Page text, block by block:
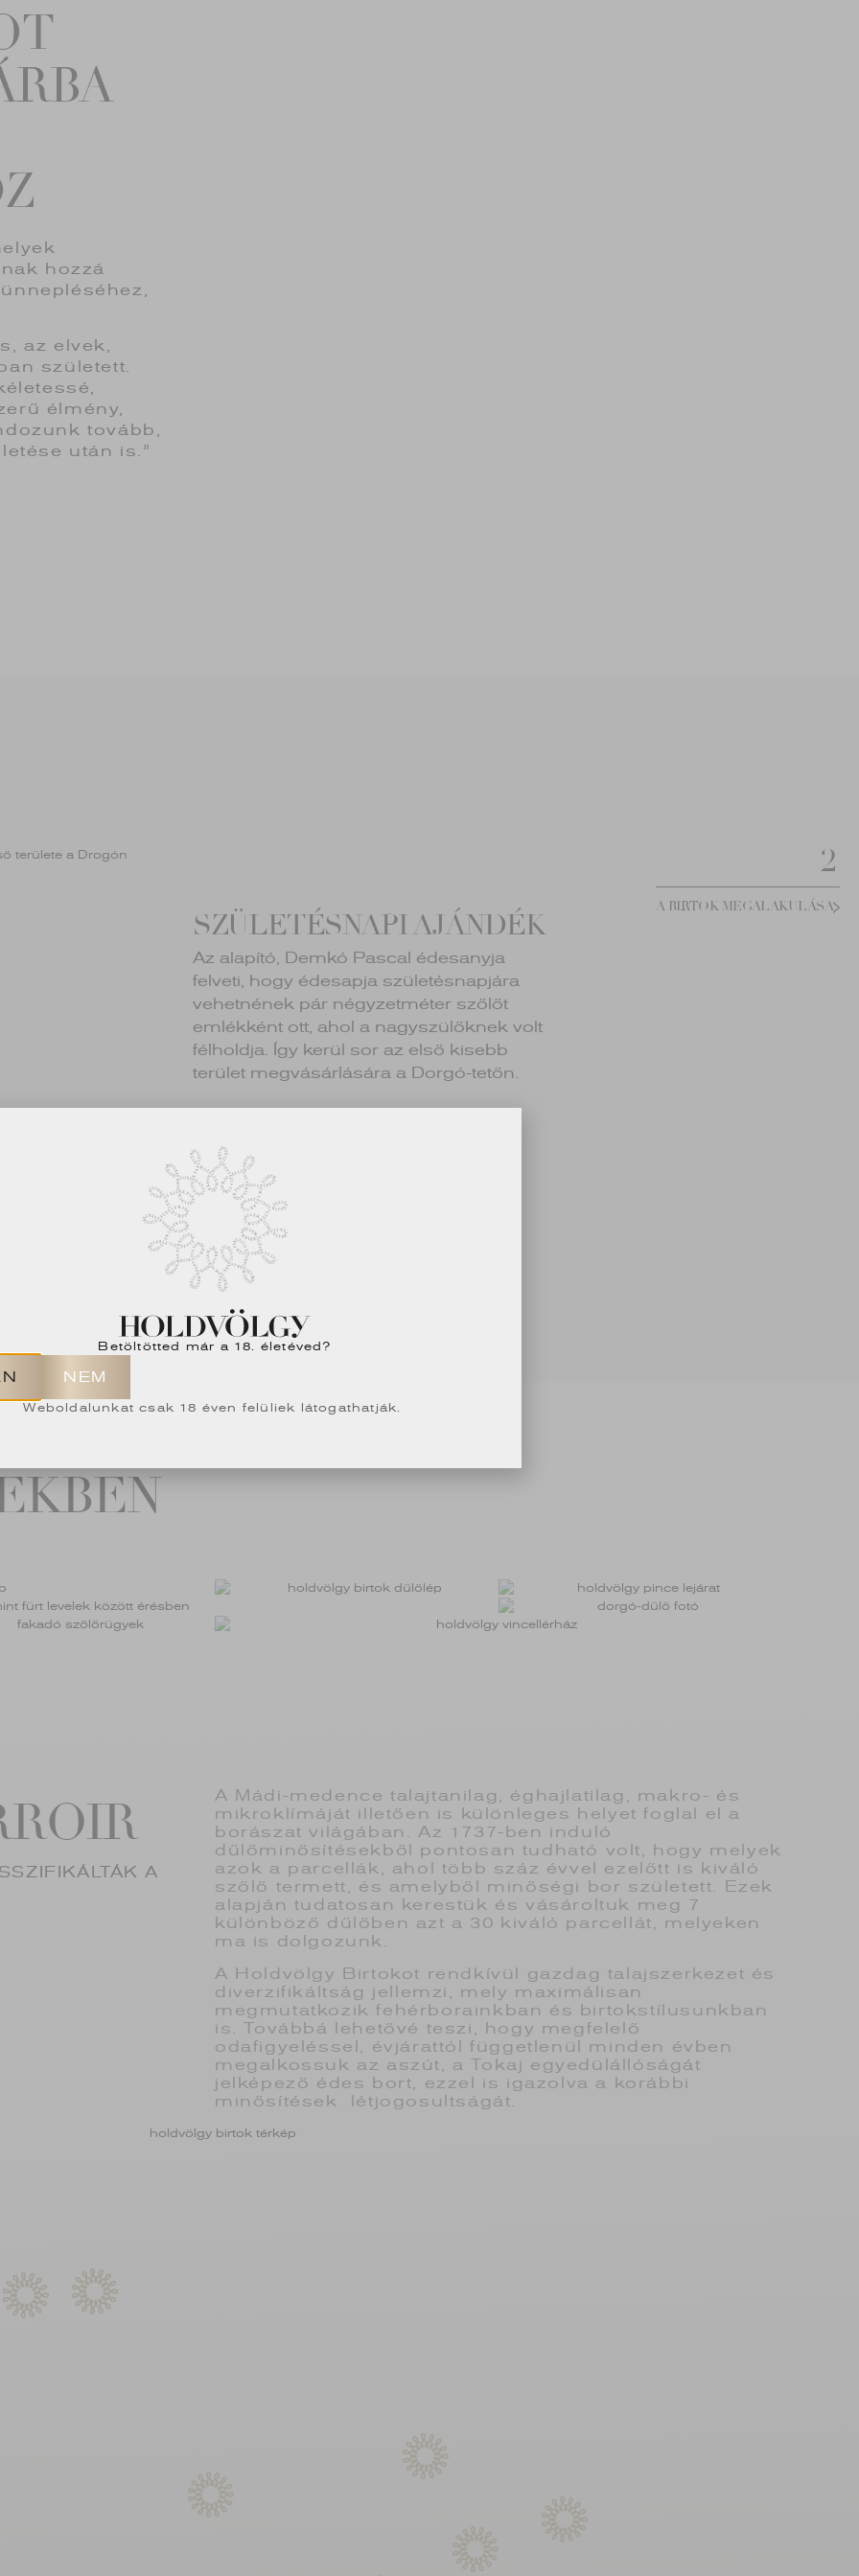
hozzá
az elvek,
született.
élmény,
tovább,
után is.”
SZÜLETÉSNAPI AJÁNDÉK
Az alapító, Demkó Pascal édesanyja
felveti, hogy édesapja születésnapjára
vehetnének pár négyzetméter szőlőt
emlékként ott, ahol a nagyszülőknek volt
félholdja. Így kerül sor az első kisebb
terület megvásárlására a Dorgó-tetőn.
2
A BIRTOK MEGALAKULÁSA
A
A Mádi-medence talajtanilag, éghajlatilag, makro- és
mikroklímáját illetően is különleges helyet foglal el a
borászat világában. Az 1737-ben induló
dűlőminősítésekből pontosan tudható volt, hogy melyek
azok a parcellák, ahol több száz évvel ezelőtt is kiváló
szőlő termett, és amelyből minőségi bor született. Ezek
alapján tudatosan kerestük és vásároltuk meg 7
különböző dűlőben azt a 30 kiváló parcellát, melyeken
ma is dolgozunk.
A Holdvölgy Birtokot rendkívül gazdag talajszerkezet és
diverzifikáltság jellemzi, mely maximálisan
megmutatkozik fehérborainkban és birtokstílusunkban
is. Továbbá lehetővé teszi, hogy megfelelő
odafigyeléssel, évjárattól függetlenül minden évben
megalkossuk az aszút, a Tokaj egyedülállóságát
jelképező édes bort, ezzel is igazolva a korábbi
minősítések létjogosultságát.
Betöltötted már a 18. életéved?
NEM
Weboldalunkat csak 18 éven felüliek látogathatják.